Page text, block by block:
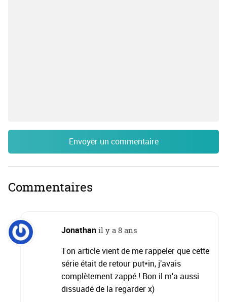
Envoyer un commentaire
Commentaires
Jonathanil y a 8 ans
Ton article vient de me rappeler que cette
série était de retour put*in, j'avais
complètement zappé ! Bon il m'a aussi
dissuadé de la regarder x)